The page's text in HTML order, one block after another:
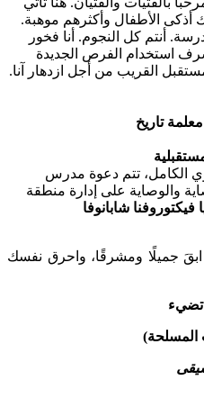
أذكى الأطفال وأكثرهم موهبة.
أنتم كل النجوم. أنا فخور
استخدام الفرص الجديدة
القريب من أجل ازدهار آنا.
تاريخ
الكامل، تتم دعوة مدرس
والوصاية على إدارة منطقة
فيكتوروفنا شابانوفا
جميلًا ومشرقًا، واحرق نفسك
تضيء